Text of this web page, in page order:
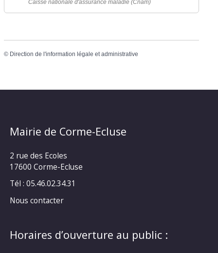
Caisse nationale d'assurance maladie (Cnam)
© Direction de l'information légale et administrative
Mairie de Corme-Ecluse
2 rue des Ecoles
17600 Corme-Ecluse
Tél : 05.46.02.34.31
Nous contacter
Horaires d’ouverture au public :